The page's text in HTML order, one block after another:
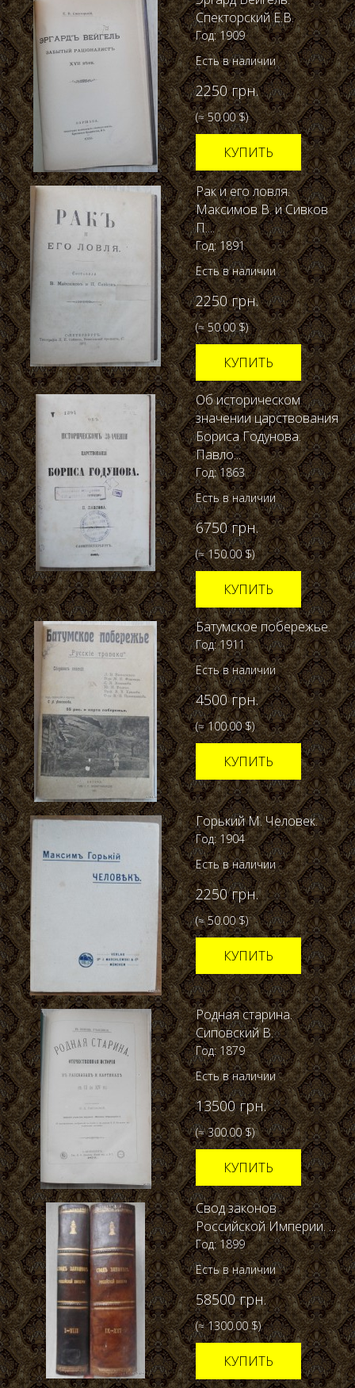
Спекторский Е.В.
Год: 1909
Есть в наличии
2250 грн.
(≈ 50.00 $)
КУПИТЬ
Рак и его ловля.
Максимов В. и Сивков
П....
Год: 1891
Есть в наличии
2250 грн.
(≈ 50.00 $)
КУПИТЬ
Об историческом
значении царствования
Бориса Годунова.
Павло...
Год: 1863
Есть в наличии
6750 грн.
(≈ 150.00 $)
КУПИТЬ
Батумское побережье.
Год: 1911
Есть в наличии
4500 грн.
(≈ 100.00 $)
КУПИТЬ
Горький М. Человек.
Год: 1904
Есть в наличии
2250 грн.
(≈ 50.00 $)
КУПИТЬ
Родная старина.
Сиповский В.
Год: 1879
Есть в наличии
13500 грн.
(≈ 300.00 $)
КУПИТЬ
Свод законов
Российской Империи. ...
Год: 1899
Есть в наличии
58500 грн.
(≈ 1300.00 $)
КУПИТЬ